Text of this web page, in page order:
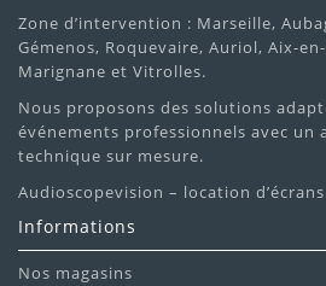
Zone d’intervention : Marseille,
Gémenos, Roquevaire, Auriol, Aix-
Marignane et Vitrolles.
Nous proposons des solutions
événements professionnels avec un
technique sur mesure.
Audioscopevision – location d’écrans
Informations
Nos magasins